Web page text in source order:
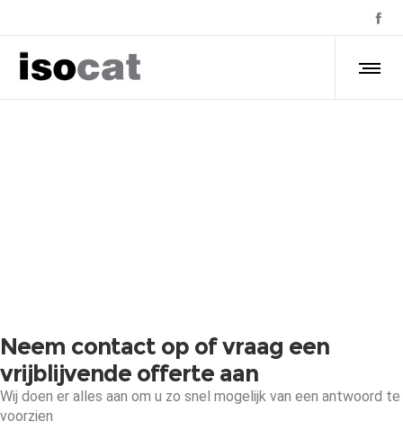
Neem contact op of vraag een
vrijblijvende offerte aan
Wij doen er alles aan om u zo snel mogelijk van een antwoord te
voorzien